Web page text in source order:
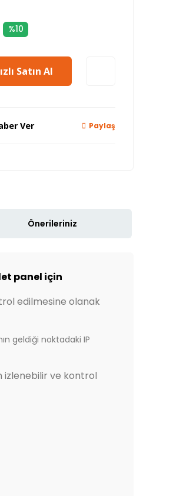
%10
Satın Al
Ver Paylaş
Önerileriniz
panel için
edilmesine olanak
geldiği noktadaki IP
izlenebilir ve kontrol